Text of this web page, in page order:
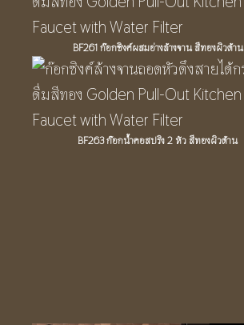
BF261 ก๊อกซิงค์ผสมอ่างล้างจาน สีทองผิวด้าน
BF263 ก๊อกน้ำคอสปริง 2 หัว สีทองผิวด้าน